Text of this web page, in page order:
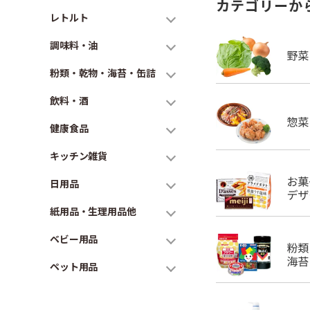
レトルト
調味料・油
粉類・乾物・海苔・缶詰
飲料・酒
健康食品
キッチン雑貨
日用品
紙用品・生理用品他
ベビー用品
ペット用品
カテゴリーか